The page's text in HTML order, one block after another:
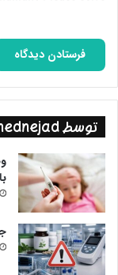
توسط drmotamednejad